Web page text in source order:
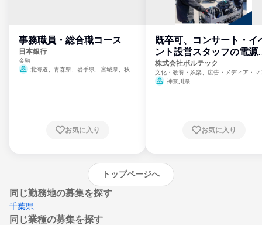
事務職員・総合職コース
日本銀行
金融
北海道、青森県、岩手県、宮城県、秋田
崎県、熊本県、大分県、宮崎県、鹿児島県、
お気に入り
既卒可、コンサート・イ
ント設営スタッフの電源
門
株式会社ボルテック
文化・教養・娯楽、広告・メディア・マ
ミ、電力・ガス・水道・エネルギー
神奈川県
お気に入り
トップページへ
同じ勤務地の募集を探す
千葉県
同じ業種の募集を探す